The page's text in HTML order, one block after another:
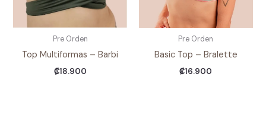
Pre Orden
Top Multiformas – Barbi
₡18.900
Pre Orden
Basic Top – Bralette
₡16.900